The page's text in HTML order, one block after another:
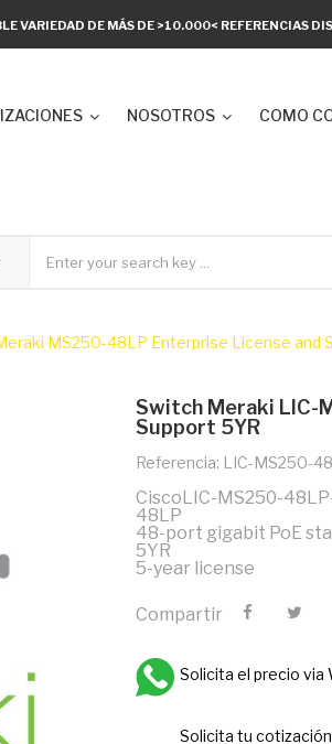
VARIEDAD DE MÁS DE >10.000< REFERENCIAS
NOSOTROS COMO
MS250-48LP Enterprise License and
Switch Meraki LIC-
Support 5YR
Referencia: LIC-MS250-
CiscoLIC-MS250-
48LP
48-port gigabit PoE
5YR
5-year license
Compartir
Solicita el precio via
Solicita tu cotización